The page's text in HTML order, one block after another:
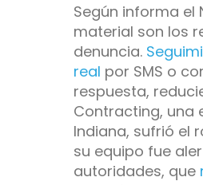
Según informa el
material son los
denuncia.
real por SMS o
respuesta,
Contracting, una
Indiana, sufrió el
su equipo fue
autoridades, que